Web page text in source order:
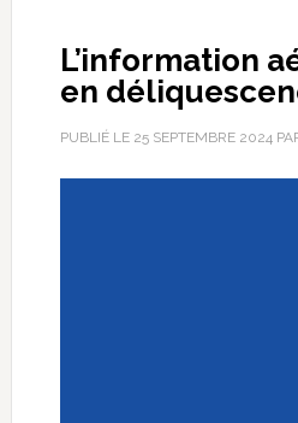
L’information
en
PUBLIÉ LE 25 SEPTEMBRE 2024